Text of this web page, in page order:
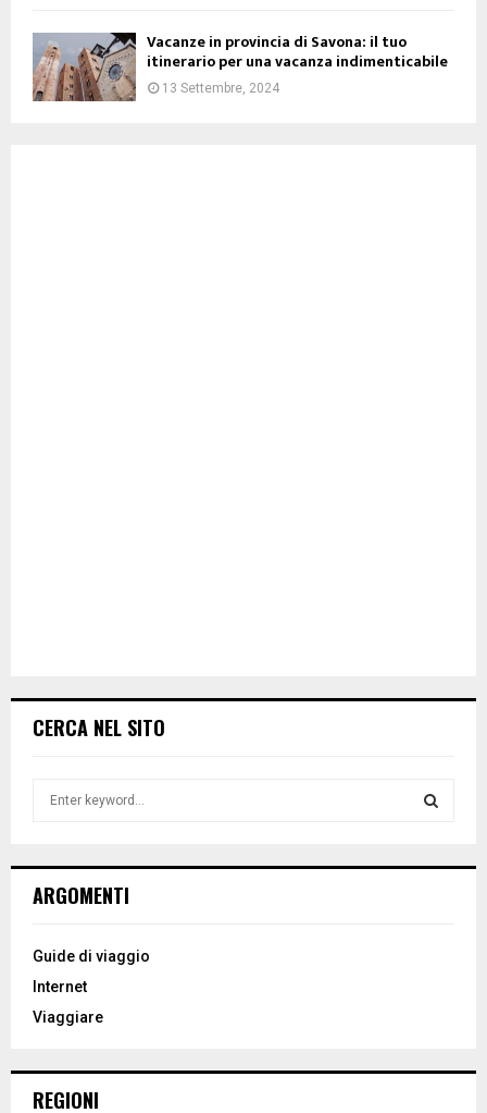
Vacanze in provincia di Savona: il tuo
itinerario per una vacanza indimenticabile
13 Settembre, 2024
CERCA NEL SITO
h
o
:
ARGOMENTI
Guide di viaggio
Internet
Viaggiare
REGIONI